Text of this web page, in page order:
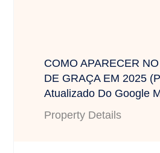
COMO APARECER
DE GRAÇA EM 2025
Atualizado Do Google
Property Details